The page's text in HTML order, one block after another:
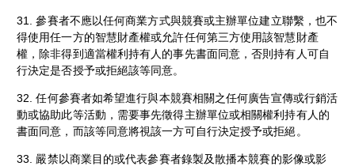
31. 參賽者不應以任何商業方式與競賽或主辦單位建立聯繫，也不
得使用任一方的智慧財產權或允許任何第三方使用該智慧財產
權，除非得到適當權利持有人的事先書面同意，否則持有人可自
行決定是否授予或拒絕該等同意。
32. 任何參賽者如希望進行與本競賽相關之任何廣告宣傳或行銷活
動或協助此等活動，需要事先徵得主辦單位或相關權利持有人的
書面同意，而該等同意將視該一方可自行決定授予或拒絕。
33. 嚴禁以商業目的或代表參賽者錄製及散播本競賽的影像或影